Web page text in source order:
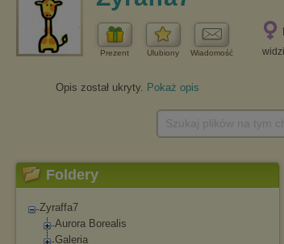
Prezent Ulubiony Wiadomość
Opis został ukryty. Pokaż opis
Foldery
Zyraffa7
Aurora Borealis
Galeria